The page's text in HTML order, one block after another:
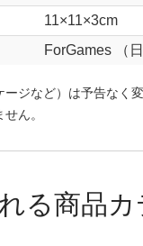
11×11×3cm
ForGames （日
ジなど）は予告なく
ん。
る商品